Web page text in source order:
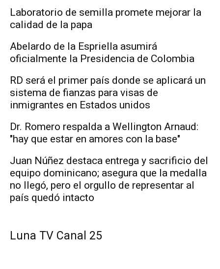
Laboratorio de semilla promete mejorar la
calidad de la papa
Abelardo de la Espriella asumirá
oficialmente la Presidencia de Colombia
RD será el primer país donde se aplicará un
sistema de fianzas para visas de
inmigrantes en Estados unidos
Dr. Romero respalda a Wellington Arnaud:
"hay que estar en amores con la base"
Juan Núñez destaca entrega y sacrificio del
equipo dominicano; asegura que la medalla
no llegó, pero el orgullo de representar al
país quedó intacto
Luna TV Canal 25